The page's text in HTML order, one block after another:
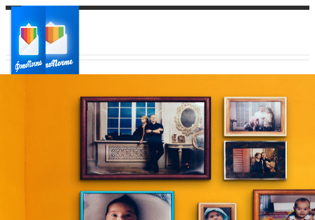
Ваш регион доставки
Выберите из списка: